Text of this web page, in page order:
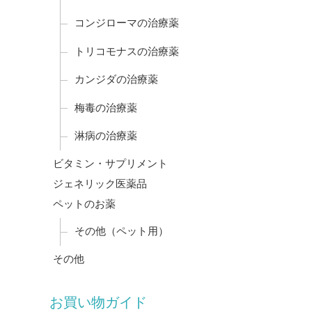
コンジローマの治療薬
トリコモナスの治療薬
カンジダの治療薬
梅毒の治療薬
淋病の治療薬
ビタミン・サプリメント
ジェネリック医薬品
ペットのお薬
その他（ペット用）
その他
お買い物ガイド